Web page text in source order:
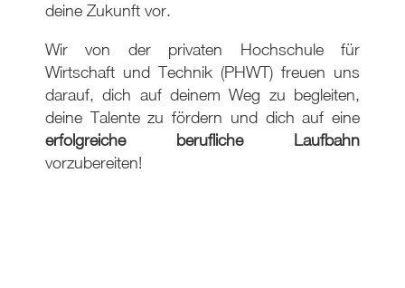
deine Zukunft vor.
Wir von der privaten Hochschule für
Wirtschaft und Technik (PHWT) freuen uns
darauf, dich auf deinem Weg zu begleiten,
deine Talente zu fördern und dich auf eine
erfolgreiche berufliche Laufbahn
vorzubereiten!